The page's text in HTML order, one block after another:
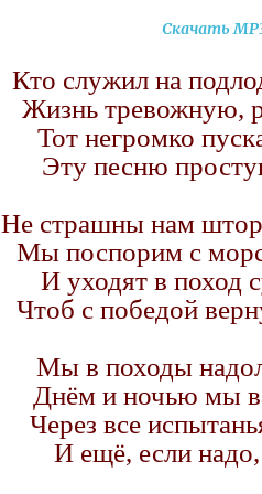
Скачать
Кто служил на
Жизнь тревожную,
Тот негромко
Эту песню
Не страшны нам
Мы поспорим с
И уходят в поход
Чтоб с победой
Мы в походы
Днём и ночью мы
Через все
И ещё, если